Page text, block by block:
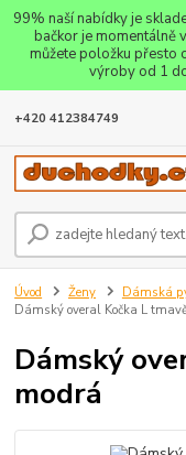
99% naší nabídky je
bačkor je momentálně
můžete položku přesto
výroby od 1
+420 412384749
Úvod Ženy Dámská
Dámský overal Kočka L
Dámský
modrá